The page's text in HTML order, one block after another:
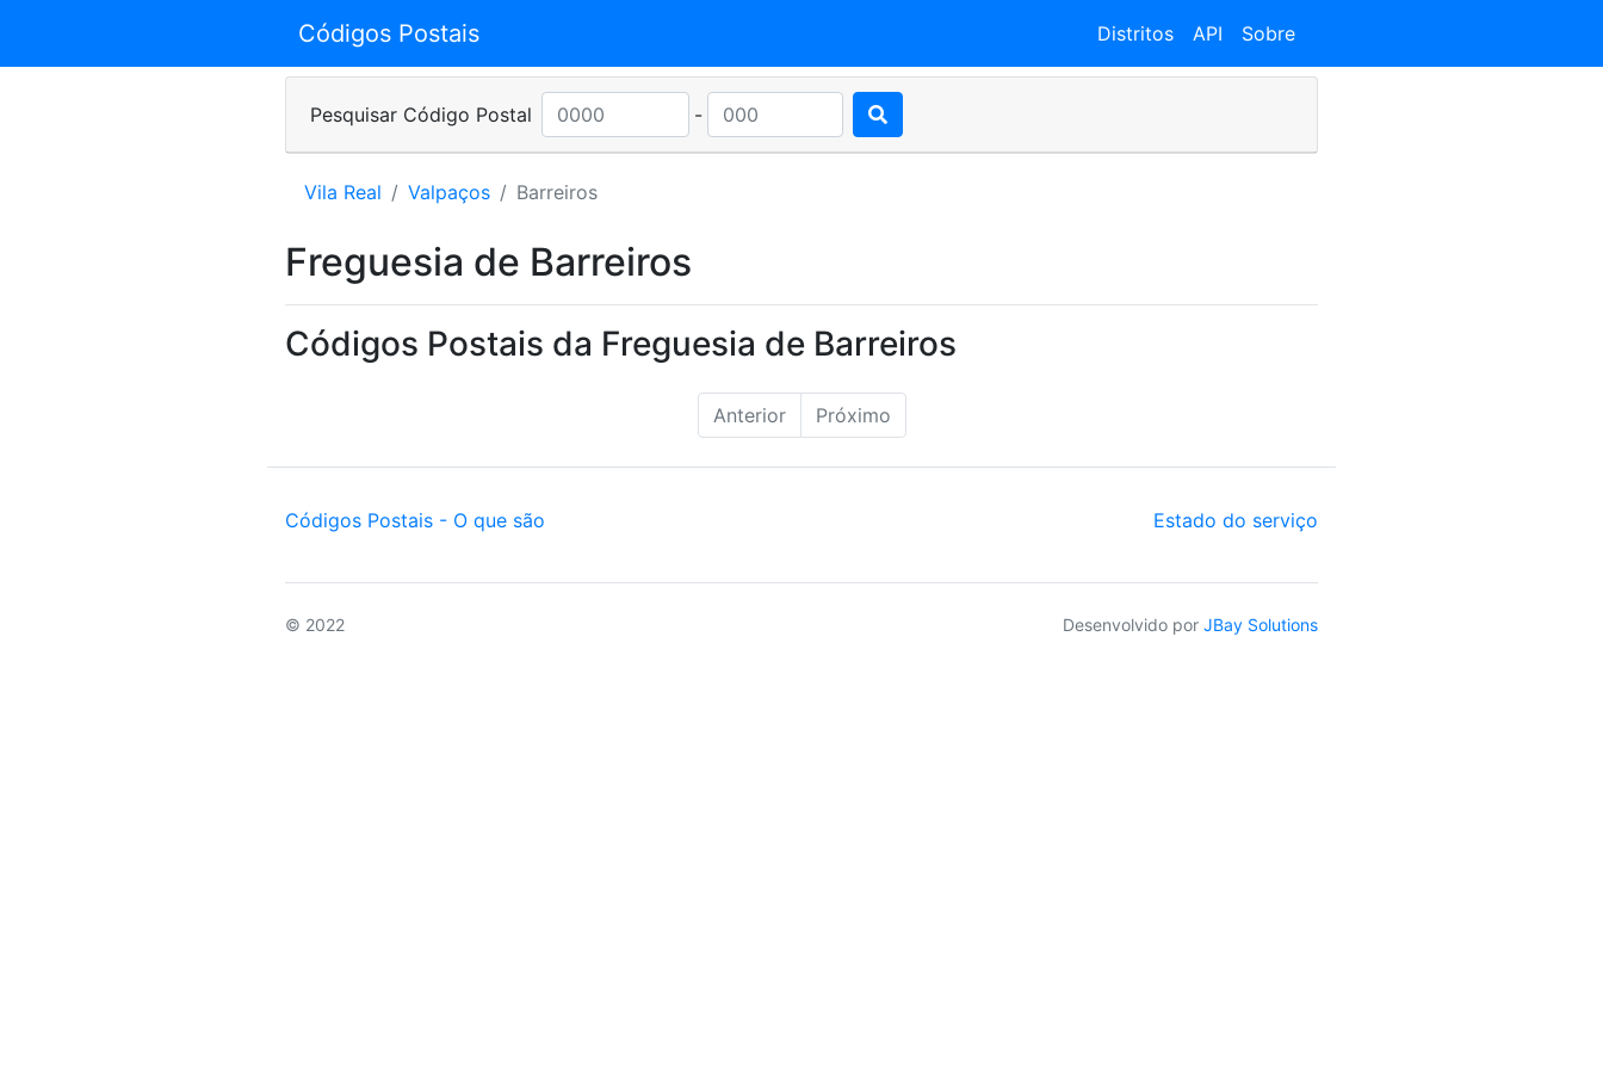
Códigos Postais Distritos API Sobre
Pesquisar Código Postal -
Vila Real Valpaços Barreiros
Freguesia de Barreiros
Códigos Postais da Freguesia de Barreiros
Anterior Próximo
Códigos Postais - O que são Estado do serviço
© 2022 Desenvolvido por JBay Solutions